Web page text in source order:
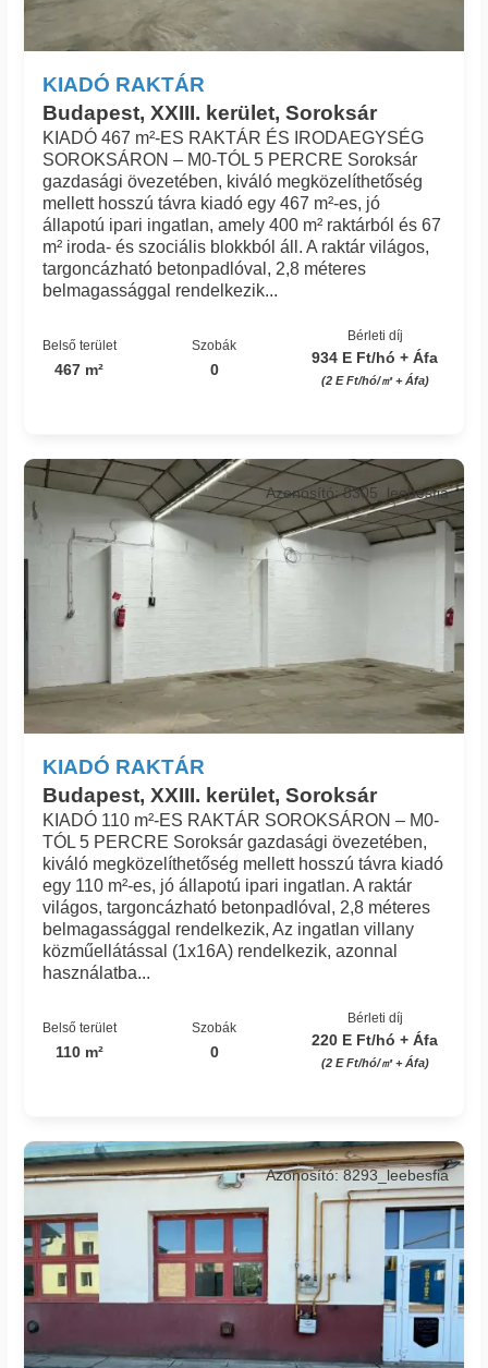
KIADÓ RAKTÁR
Budapest, XXIII. kerület, Soroksár
KIADÓ 467 m²-ES RAKTÁR ÉS IRODAEGYSÉG
SOROKSÁRON – M0-TÓL 5 PERCRE Soroksár
gazdasági övezetében, kiváló megközelíthetőség
mellett hosszú távra kiadó egy 467 m²-es, jó
állapotú ipari ingatlan, amely 400 m² raktárból és 67
m² iroda- és szociális blokkból áll. A raktár világos,
targoncázható betonpadlóval, 2,8 méteres
belmagassággal rendelkezik...
Belső terület
467 m²
Szobák
0
Bérleti díj
934 E Ft/hó + Áfa
(2 E Ft/hó/㎡ + Áfa)
KIADÓ RAKTÁR
Budapest, XXIII. kerület, Soroksár
Azonosító: 8305_leebesfia
KIADÓ 110 m²-ES RAKTÁR SOROKSÁRON – M0-
TÓL 5 PERCRE Soroksár gazdasági övezetében,
kiváló megközelíthetőség mellett hosszú távra kiadó
egy 110 m²-es, jó állapotú ipari ingatlan. A raktár
világos, targoncázható betonpadlóval, 2,8 méteres
belmagassággal rendelkezik, Az ingatlan villany
közműellátással (1x16A) rendelkezik, azonnal
használatba...
Belső terület
110 m²
Szobák
0
Bérleti díj
220 E Ft/hó + Áfa
(2 E Ft/hó/㎡ + Áfa)
Azonosító: 8293_leebesfia